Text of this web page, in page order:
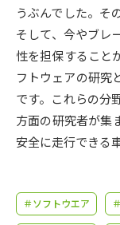
新生活お役立ちガイド
大学で学びたい
学問のミニ講義「夢ナ
うぶんでした。そ
そして、今やブレ
性を担保すること
フトウェアの研究
です。これらの分
方面の研究者が集
安全に走行できる
＃ソフトウエア